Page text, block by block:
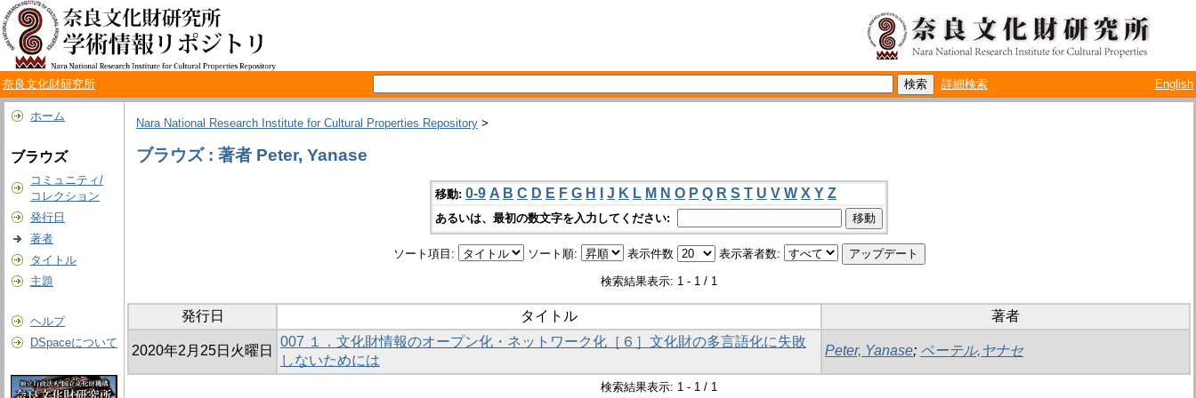
奈良文化財研究所 詳細検索 English
ホーム
ブラウズ
コミュニティ/
コレクション
発行日
著者
タイトル
主題
ヘルプ
DSpaceについて
Nara National Research Institute for Cultural Properties Repository >
ブラウズ : 著者 Peter, Yanase
移動: 0-9 A B C D E F G H J K L M N O P Q R S T U V W X Y Z
あるいは、最初の数文字を入力してください:
ソート項目: ソート順: 表示件数 表示著者数:
検索結果表示: 1 - 1 / 1
発行日 タイトル 著者
2020年2月25日火曜日
007 １．文化財情報のオープン化・ネットワーク化［６］文化財の多言語化に失敗
しないためには
Peter, Yanase; ペーテル,ヤナセ
検索結果表示: 1 - 1 / 1